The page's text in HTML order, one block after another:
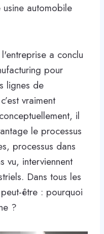
automobile
a conclu
pour
lignes de
vraiment
il
le processus
processus dans
vu, interviennent
Dans tous les
être : pourquoi
?